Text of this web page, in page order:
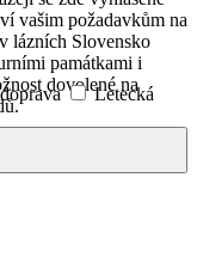
se zde vyhlášené
vašim požadavkům na
Slovensko
památkami i
dovolené na